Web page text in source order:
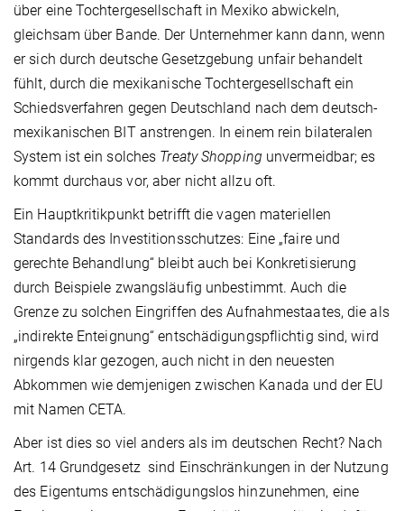
über eine Tochtergesellschaft in Mexiko abwickeln,
gleichsam über Bande. Der Unternehmer kann dann, wenn
er sich durch deutsche Gesetzgebung unfair behandelt
fühlt, durch die mexikanische Tochtergesellschaft ein
Schiedsverfahren gegen Deutschland nach dem deutsch-
mexikanischen BIT anstrengen. In einem rein bilateralen
System ist ein solches Treaty Shopping unvermeidbar; es
kommt durchaus vor, aber nicht allzu oft.
Ein Hauptkritikpunkt betrifft die vagen materiellen
Standards des Investitionsschutzes: Eine „faire und
gerechte Behandlung“ bleibt auch bei Konkretisierung
durch Beispiele zwangsläufig unbestimmt. Auch die
Grenze zu solchen Eingriffen des Aufnahmestaates, die als
„indirekte Enteignung“ entschädigungspflichtig sind, wird
nirgends klar gezogen, auch nicht in den neuesten
Abkommen wie demjenigen zwischen Kanada und der EU
mit Namen CETA.
Aber ist dies so viel anders als im deutschen Recht? Nach
Art. 14 Grundgesetz sind Einschränkungen in der Nutzung
des Eigentums entschädigungslos hinzunehmen, eine